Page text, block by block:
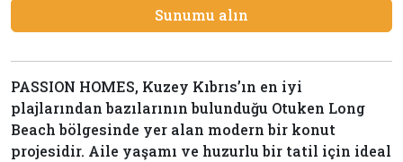
Sunumu alın
PASSION HOMES, Kuzey Kıbrıs’ın en iyi
plajlarından bazılarının bulunduğu Otuken Long
Beach bölgesinde yer alan modern bir konut
projesidir. Aile yaşamı ve huzurlu bir tatil için ideal